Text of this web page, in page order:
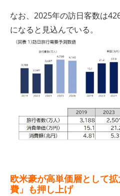
なお、2025年の訪日客数は
になると見込んでいる。
欧米豪が高単価層として
費」も押し上げ